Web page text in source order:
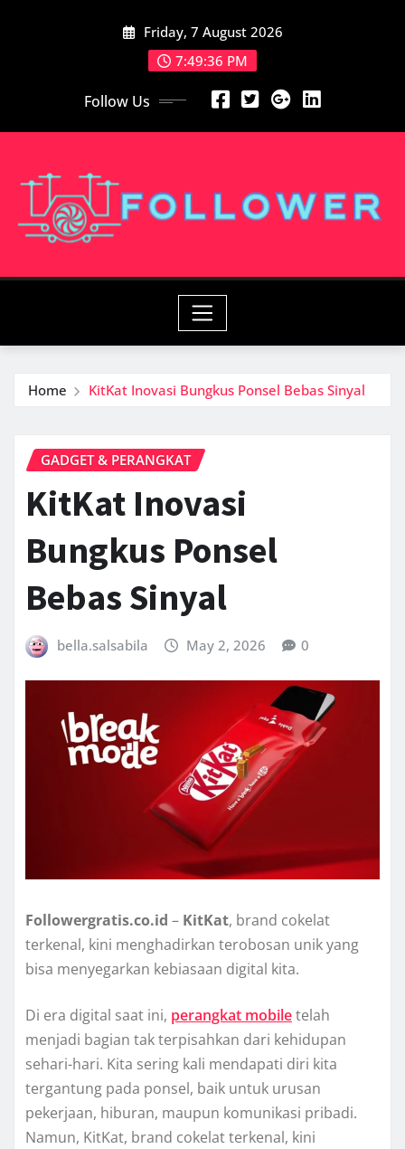
Friday, 7 August 2026
7:49:38 PM
Follow Us
Home KitKat Inovasi Bungkus Ponsel Bebas Sinyal
GADGET & PERANGKAT
KitKat Inovasi
Bungkus Ponsel
Bebas Sinyal
bella.salsabila May 2, 2026 0
Followergratis.co.id – KitKat, brand cokelat
terkenal, kini menghadirkan terobosan unik yang
bisa menyegarkan kebiasaan digital kita.
Di era digital saat ini, perangkat mobiletelah
menjadi bagian tak terpisahkan dari kehidupan
sehari-hari. Kita sering kali mendapati diri kita
tergantung pada ponsel, baik untuk urusan
pekerjaan, hiburan, maupun komunikasi pribadi.
Namun, KitKat, brand cokelat terkenal, kini